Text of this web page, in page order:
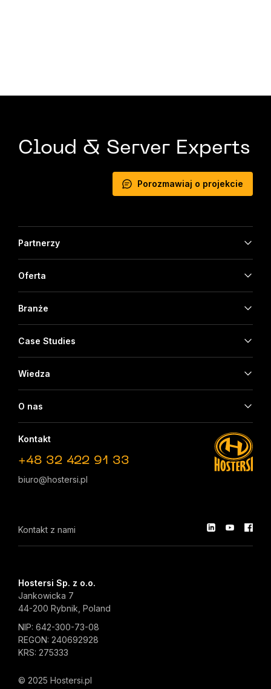
Cloud & Server Experts
Porozmawiaj o projekcie
Partnerzy
Oferta
Branże
Case Studies
Wiedza
O nas
Kontakt
+48 32 422 91 33
biuro@hostersi.pl
Kontakt z nami
Hostersi Sp. z o.o.
Jankowicka 7
44-200 Rybnik, Poland
NIP: 642-300-73-08
REGON: 240692928
KRS: 275333
© 2025 Hostersi.pl